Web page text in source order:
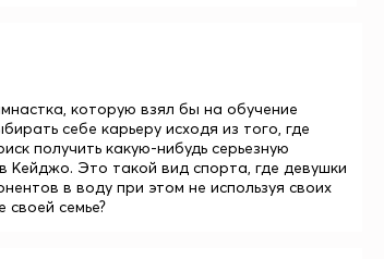
которую взял бы на обучение
себе карьеру исходя из того, где
получить какую-нибудь серьезную
Кейджо. Это такой вид спорта, где девушки
в воду при этом не используя своих
семье?